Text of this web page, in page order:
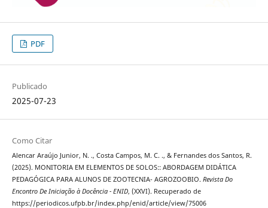
PDF
Publicado
2025-07-23
Como Citar
Alencar Araújo Junior, N. ., Costa Campos, M. C. ., & Fernandes dos Santos, R.
(2025). MONITORIA EM ELEMENTOS DE SOLOS:: ABORDAGEM DIDÁTICA
PEDAGÓGICA PARA ALUNOS DE ZOOTECNIA- AGROZOOBIO. Revista Do
Encontro De Iniciação à Docência - ENID, (XXVI). Recuperado de
https://periodicos.ufpb.br/index.php/enid/article/view/75006